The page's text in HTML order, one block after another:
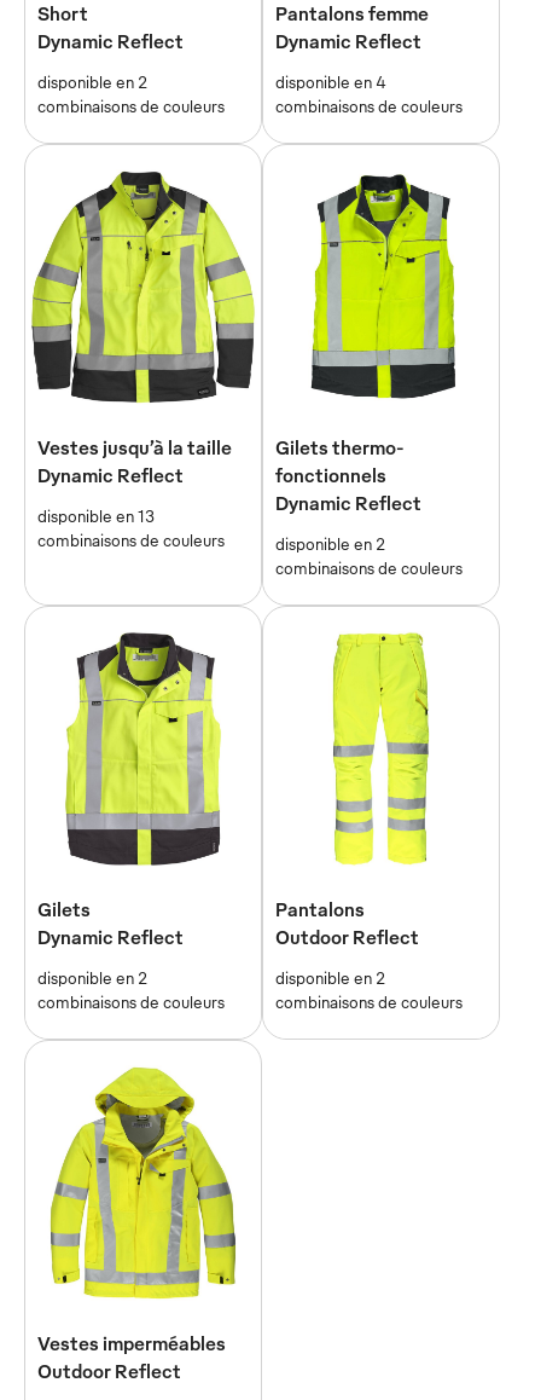
Short
Dynamic Reflect
disponible en 2
combinaisons de couleurs
Pantalons femme
Dynamic Reflect
disponible en 4
combinaisons de couleurs
Vestes jusqu’à la taille
Dynamic Reflect
disponible en 13
combinaisons de couleurs
Gilets thermo-
fonctionnels
Dynamic Reflect
disponible en 2
combinaisons de couleurs
Gilets
Dynamic Reflect
disponible en 2
combinaisons de couleurs
Pantalons
Outdoor Reflect
disponible en 2
combinaisons de couleurs
Vestes imperméables
Outdoor Reflect